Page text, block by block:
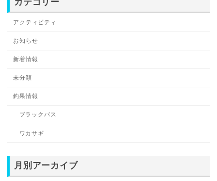
カテゴリー
アクティビティ
お知らせ
新着情報
未分類
釣果情報
ブラックバス
ワカサギ
月別アーカイブ